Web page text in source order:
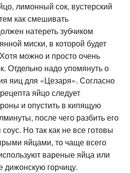
лимонный сок, вустерский
как смешивать
натереть зубчиком
миски, в которой будет
можно и просто очень
Отдельно надо упомянуть о
яиц для «Цезаря». Согласно
яйцо следует
и опустить в кипящую
после чего разбить его
соус. Но так как не все готовы
яйцами, то чаще всего
вареные яйца или
дижонскую горчицу.